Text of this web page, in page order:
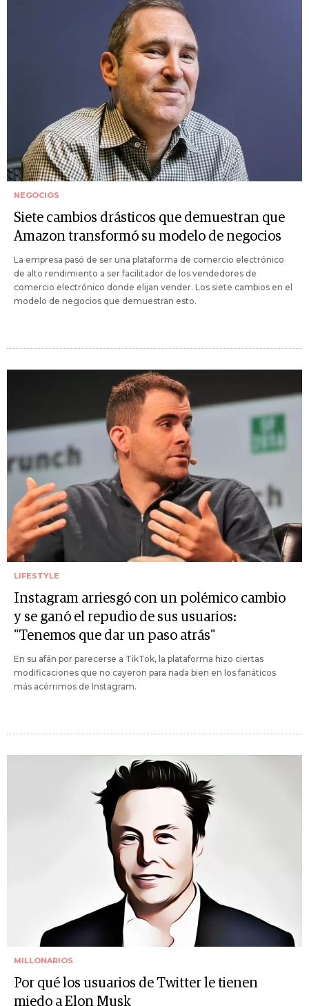
NEGOCIOS
Siete cambios drásticos que demuestran que
Amazon transformó su modelo de negocios
La empresa pasó de ser una plataforma de comercio electrónico
de alto rendimiento a ser facilitador de los vendedores de
comercio electrónico donde elijan vender. Los siete cambios en el
modelo de negocios que demuestran esto.
LIFESTYLE
Instagram arriesgó con un polémico cambio
y se ganó el repudio de sus usuarios:
"Tenemos que dar un paso atrás"
En su afán por parecerse a TikTok, la plataforma hizo ciertas
modificaciones que no cayeron para nada bien en los fanáticos
más acérrimos de Instagram.
MILLONARIOS
Por qué los usuarios de Twitter le tienen
miedo a Elon Musk